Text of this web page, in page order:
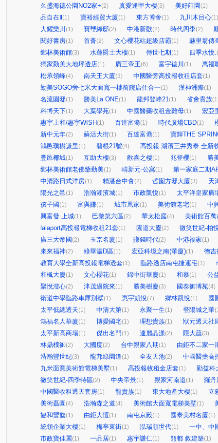
久盛海德公園NO2家+(2) 真愛逢甲大樓(3) 美好莊園 (1)
品自在Ⅱ(1) 寶裕經貿大廈(1) 東方博舍(1) 九川木目心(1)
大耀樂川 (1) 寶璽綠邸(2) 中港新歡(2) 時代四季(2)
閱好書房(1) 首薈(2) 文心櫻花站超級店霸(1)
赫里翁傳
鄉林美術館(3) 水蓮爵士大樓(1) 傳世七期(1) 四季水悅.
獨家勤美大地坪透店(1) 廣三帝王(6) 富宇德川 (1)
萬福
松承領峰(4) 南天王大廈(3) 中國醫旁高投報收租店套(1)
勤美SOGO旁七米大面寬一樓前院店住合一(1) 漢神洲際(1)
名流園邸(1) 勝美La ONE(1) 龍邦登峰21(1) 省會貴族
科博天下(1) 大葉學苑(1) 中國醫藥收租金雞母(1)
宏亞
惠宇上和/惠宇WISH(1) 百達富裔(1) 時代廣場CBD(1)
新中元年(2) 蘇活大街(1) 百達富裔(1)
寶輝THE
鴻邑璞樹謙里(1) 碧根21號(4)
高投報.湖濱三井秀泰.全新
豐邑椰城(1) 互助大樓(3) 歡喜之樓(1) 兆登櫻(1)
勝
鄉林美術館老佛爺勤美(1) 崝新元-公寓(1)
第一家庭二期A
中清路日式洋房(1) 精湛台中會(2) 哲園方邸大廈(3)
天
陽光之邑(1) 浩瀚湖濱城(1) 市政凱悅(1)
太平洋皇家廣
孩子國 (1) 富與賺(1) 城市凰家(1) 美術館老宅(1)
中
興富發 上城(1) 巴黎第六區(2) 華太松庭(4)
美術館百
lalaport高投報電梯收租21套(1) 園道大廈(2)
微笑世紀-柏
廣三大帝國 (2) 玉京名廈(1) 賺錢時代(2) 中港福家(1)
來來福神(2) 綠華濃D區(1) 宏亞科境之南(華廈)(1)
德吉
教育大學全新高投報電梯透套(1) 臨路透店南屯捷運宅(1)
和楓大廈(1) 文心櫻花(1) 錦中街華廈(1) 和慕(1)
公
聚悅澄心(2) 津茂過院來(1) 勝美樹廈(3) 國泰御博苑(4)
衛道中學臨路車庫別墅(1) 惠宇凱悅(7) 鄉林凱悅(1)
國
太平低總透天(1) 中清大第(1) 永聚一生(1) 登陽城之華
鴻福名人華廈(1) 博愛國宅(1) 理想貴族(1)
狀元透天社
太平新高商場(1) 傑出名門 (1) 達麗晶漾(2) 隱大藴(3)
林鼎樸御(2) 大國度(2) 台中親家八期(1)
由鉅不二家一
浩瀚豐世紀(3) 龍邦綠園道(1) 全友天池(2)
中國醫藥高
九米面寬美術館電梯美墅(1) 高投報收租金店套(1)
勤益科
微笑世紀-四季特區(2) 中央帝景(1) 親家河南道(1)
羅丹
中國醫收租透天套房(1) 龍貴族(1) 東大地產大樓(1)
立
美術磊園 (4) 浩瀚森之道(4) 美術館大面寬電梯美墅(1)
協和豐馥(1) 由鉅大恆(1) 南屯京殿(1) 國泰美村名廈(1)
統領企業大樓(1) 梅亭東街(1) 泓瑞順世代(1)
一中、中
市政寶佳麗(1) 一品居(1) 惠宇謙仁(1) 熊都 敘建築(1)